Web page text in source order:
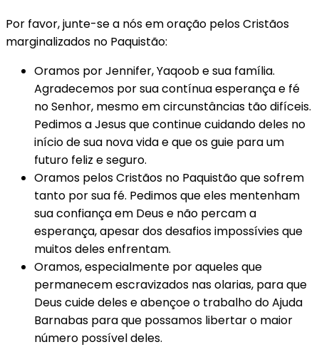
Por favor, junte-se a nós em oração pelos Cristãos
marginalizados no Paquistão:
Oramos por Jennifer, Yaqoob e sua família.
Agradecemos por sua contínua esperança e fé
no Senhor, mesmo em circunstâncias tão difíceis.
Pedimos a Jesus que continue cuidando deles no
início de sua nova vida e que os guie para um
futuro feliz e seguro.
Oramos pelos Cristãos no Paquistão que sofrem
tanto por sua fé. Pedimos que eles mentenham
sua confiança em Deus e não percam a
esperança, apesar dos desafios impossívies que
muitos deles enfrentam.
Oramos, especialmente por aqueles que
permanecem escravizados nas olarias, para que
Deus cuide deles e abençoe o trabalho do Ajuda
Barnabas para que possamos libertar o maior
número possível deles.